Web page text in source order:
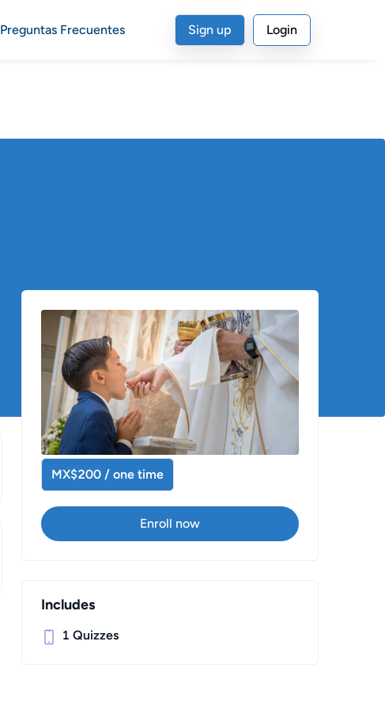
Preguntas Frecuentes Sign up Login
MX$200 / one time
Enroll now
Includes
1 Quizzes